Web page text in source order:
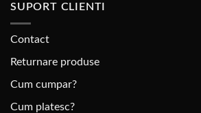
SUPORT CLIENTI
Contact
Returnare produse
Cum cumpar?
Cum platesc?